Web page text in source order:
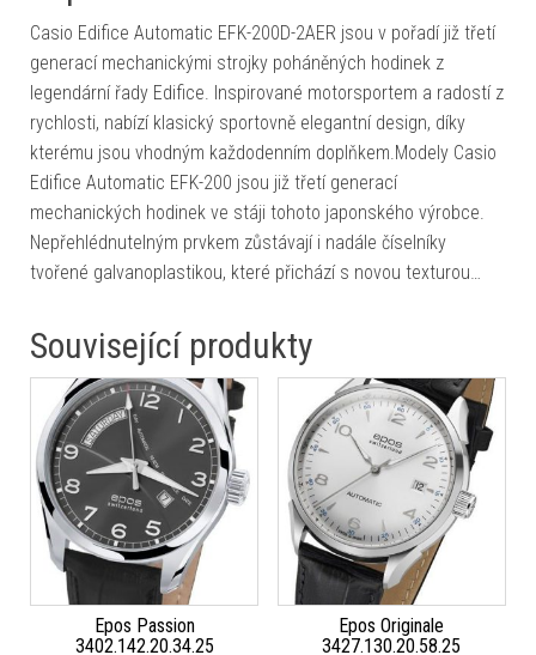
Casio Edifice Automatic EFK-200D-2AER jsou v pořadí již třetí
generací mechanickými strojky poháněných hodinek z
legendární řady Edifice. Inspirované motorsportem a radostí z
rychlosti, nabízí klasický sportovně elegantní design, díky
kterému jsou vhodným každodenním doplňkem.Modely Casio
Edifice Automatic EFK-200 jsou již třetí generací
mechanických hodinek ve stáji tohoto japonského výrobce.
Nepřehlédnutelným prvkem zůstávají i nadále číselníky
tvořené galvanoplastikou, které přichází s novou texturou…
Související produkty
Epos Passion
3402.142.20.34.25
Epos Originale
3427.130.20.58.25